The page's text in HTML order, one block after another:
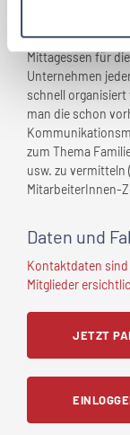
Ein regelmäßiger
Mittagessen für
Unternehmen
schnell organisiert
man die schon
zum Thema
usw. zu vermitteln
MitarbeiterInnen-
Daten und
Kontaktdaten
Mitglieder
JETZT